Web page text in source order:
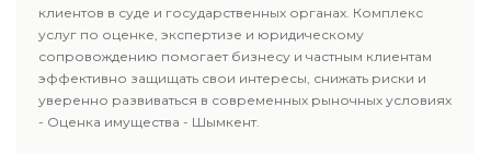
клиентов в суде и государственных органах. Комплекс
услуг по оценке, экспертизе и юридическому
сопровождению помогает бизнесу и частным клиентам
эффективно защищать свои интересы, снижать риски и
уверенно развиваться в современных рыночных условиях
- Оценка имущества - Шымкент.